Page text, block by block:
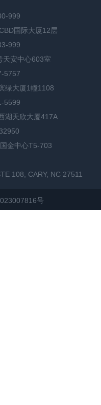
999
国际大厦12层
999
天安中心603室
5757
绿大厦1幢1108
5599
湖天欣大厦417A
金中心T5-703
108, CARY, NC 27511
号